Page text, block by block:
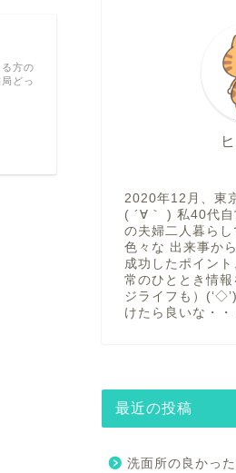
方の
どっ
2020年12月、東
( ´∀｀ ) 私40代
の夫婦二人暮ら
色々な 出来事か
成功したポイン
常のひととき情
ジライフも）
けたら良いな・・
最近の投稿
洗面所の良かっ